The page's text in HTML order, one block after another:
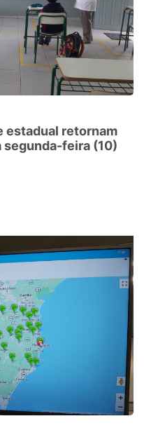
estadual retornam
segunda-feira (10)